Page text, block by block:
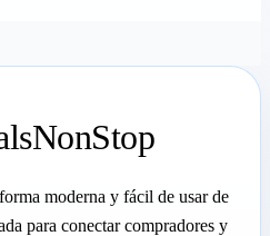
moderna y fácil de usar de
para conectar compradores y